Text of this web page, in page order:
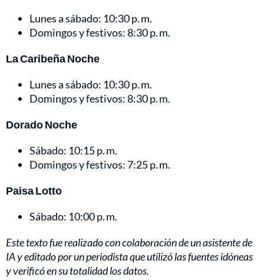
Lunes a sábado: 10:30 p. m.
Domingos y festivos: 8:30 p. m.
La Caribeña Noche
Lunes a sábado: 10:30 p. m.
Domingos y festivos: 8:30 p. m.
Dorado Noche
Sábado: 10:15 p. m.
Domingos y festivos: 7:25 p. m.
Paisa Lotto
Sábado: 10:00 p. m.
Este texto fue realizado con colaboración de un asistente de
IA y editado por un periodista que utilizó las fuentes idóneas
y verificó en su totalidad los datos.